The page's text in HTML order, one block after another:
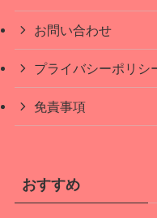
お問い合わせ
プライバシーポリシ
免責事項
おすすめ